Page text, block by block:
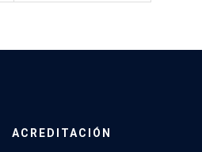
ACREDITACIÓN